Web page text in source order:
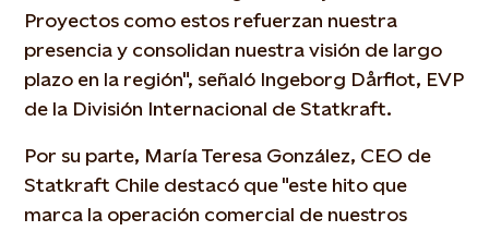
Proyectos como estos refuerzan nuestra
presencia y consolidan nuestra visión de largo
plazo en la región", señaló Ingeborg Dårflot, EVP
de la División Internacional de Statkraft.
Por su parte, María Teresa González, CEO de
Statkraft Chile destacó que "este hito que
marca la operación comercial de nuestros